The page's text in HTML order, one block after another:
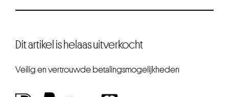
Dit artikel is helaas uitverkocht
Veilig en vertrouwde betalingsmogelijkheden